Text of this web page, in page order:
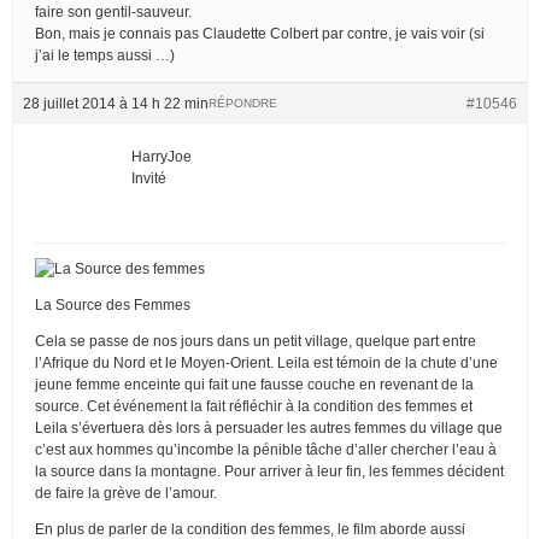
faire son gentil-sauveur.
Bon, mais je connais pas Claudette Colbert par contre, je vais voir (si
j’ai le temps aussi …)
28 juillet 2014 à 14 h 22 min #10546
RÉPONDRE
HarryJoe
Invité
La Source des Femmes
Cela se passe de nos jours dans un petit village, quelque part entre
l’Afrique du Nord et le Moyen-Orient. Leila est témoin de la chute d’une
jeune femme enceinte qui fait une fausse couche en revenant de la
source. Cet événement la fait réfléchir à la condition des femmes et
Leila s’évertuera dès lors à persuader les autres femmes du village que
c’est aux hommes qu’incombe la pénible tâche d’aller chercher l’eau à
la source dans la montagne. Pour arriver à leur fin, les femmes décident
de faire la grève de l’amour.
En plus de parler de la condition des femmes, le film aborde aussi